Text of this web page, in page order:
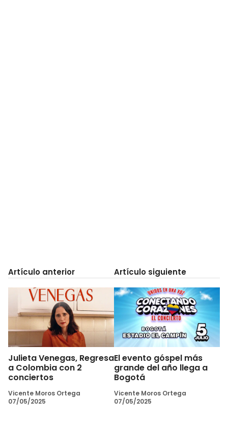
Artículo anterior
Julieta Venegas, Regresa
a Colombia con 2
conciertos
Vicente Moros Ortega
07/05/2025
Artículo siguiente
El evento góspel más
grande del año llega a
Bogotá
Vicente Moros Ortega
07/05/2025